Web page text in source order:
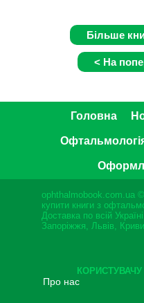
Головна
ophthalmobook.com.ua
купити книги з
Доставка по всій
Запоріжжя, Львів,
КОРИСТУВАЧУ
Про нас